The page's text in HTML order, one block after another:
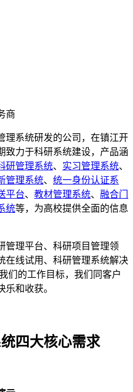
商
系统研发的公司，在镇江开
致力于科研系统建设，产品涵
研管理系统、 实习管理系统、
管理系统、 统一身份认证系
平台、 教材管理系统、 融合门
统等，为高校提供全面的信息
理平台、科研项目管理领
在线试用、科研管理系统解决
们的工作目标，我们同客户
和收获。
四大核心需求